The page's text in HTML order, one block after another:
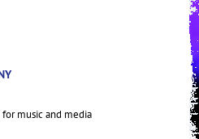
music and media